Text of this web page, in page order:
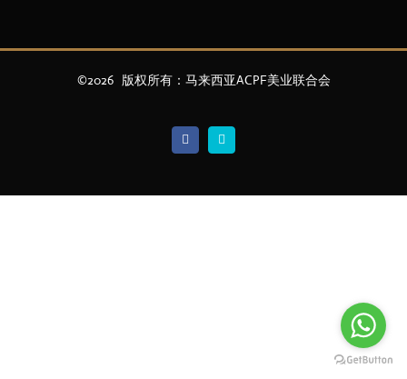
©2026 版权所有：马来西亚ACPF美业联合会
Facebook